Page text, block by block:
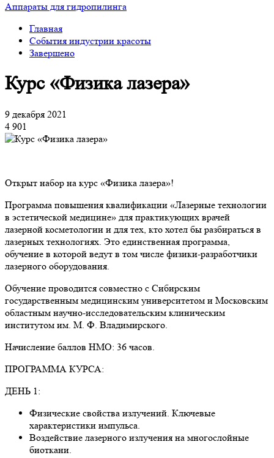
Аппараты для гидропилинга
Главная
События индустрии красоты
Завершено
Курс «Физика лазера»
9 декабря 2021
4 901
Открыт набор на курс «Физика лазера»!
Программа повышения квалификации «Лазерные технологии
в эстетической медицине» для практикующих врачей
лазерной косметологии и для тех, кто хотел бы разбираться в
лазерных технологиях. Это единственная программа,
обучение в которой ведут в том числе физики-разработчики
лазерного оборудования.
Обучение проводится совместно с Сибирским
государственным медицинским университетом и Московским
областным научно-исследовательским клиническим
институтом им. М. Ф. Владимирского.
Начисление баллов НМО: 36 часов.
ПРОГРАММА КУРСА:
ДЕНЬ 1:
Физические свойства излучений. Ключевые
характеристики импульса.
Воздействие лазерного излучения на многослойные
биоткани.